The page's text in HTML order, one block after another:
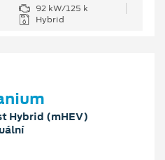
92 kW/125 k
Hybrid
Hybrid (mHEV)